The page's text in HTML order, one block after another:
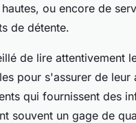
hautes, ou encore de
de détente.
de lire attentivement
pour s'assurer de
qui fournissent des
souvent un gage de